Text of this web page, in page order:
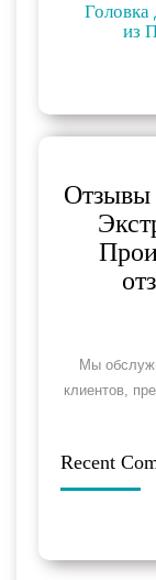
Головка
из
Отзывы
Мы
клиентов,
Recent